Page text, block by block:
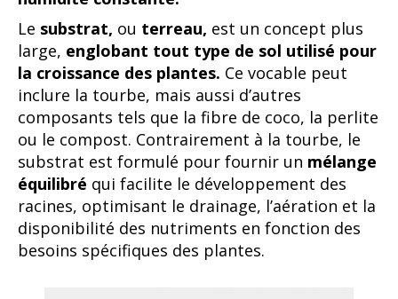
Le substrat, ou terreau, est un concept plus
large, englobant tout type de sol utilisé pour
la croissance des plantes. Ce vocable peut
inclure la tourbe, mais aussi d’autres
composants tels que la fibre de coco, la perlite
ou le compost. Contrairement à la tourbe, le
substrat est formulé pour fournir un mélange
équilibré qui facilite le développement des
racines, optimisant le drainage, l’aération et la
disponibilité des nutriments en fonction des
besoins spécifiques des plantes.